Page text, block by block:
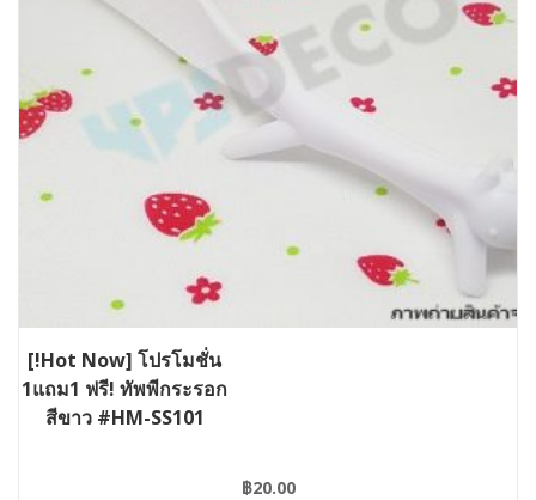
[!Hot Now] โปรโมชั่น
1แถม1 ฟรี! ทัพพีกระรอก
สีขาว #HM-SS101
฿20.00